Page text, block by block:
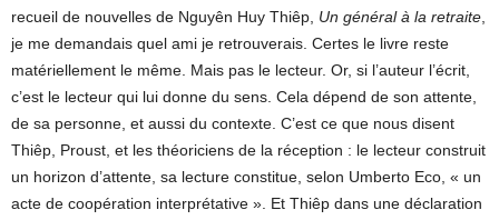
recueil de nouvelles de Nguyên Huy Thiêp, Un général à la retraite
je me demandais quel ami je retrouverais. Certes le livre reste
matériellement le même. Mais pas le lecteur. Or, si l’auteur l’écrit,
c’est le lecteur qui lui donne du sens. Cela dépend de son attente,
de sa personne, et aussi du contexte. C’est ce que nous disent
Thiêp, Proust, et les théoriciens de la réception : le lecteur construit
un horizon d’attente, sa lecture constitue, selon Umberto Eco, « un
acte de coopération interprétative ». Et Thiêp dans une déclaration